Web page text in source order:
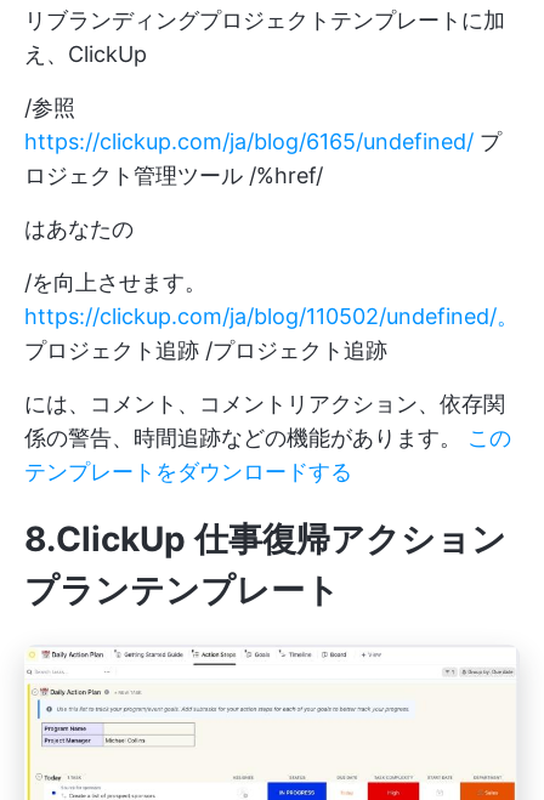
リブランディングプロジェクトテンプレートに加
え、ClickUp
/参照
https://clickup.com/ja/blog/6165/undefined/ プ
ロジェクト管理ツール /%href/
はあなたの
/を向上させます。
https://clickup.com/ja/blog/110502/undefined/。
プロジェクト追跡 /プロジェクト追跡
には、コメント、コメントリアクション、依存関
係の警告、時間追跡などの機能があります。 この
テンプレートをダウンロードする
8.ClickUp 仕事復帰アクション
プランテンプレート